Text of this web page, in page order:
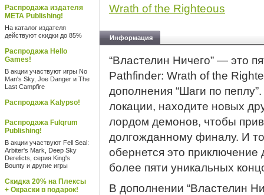
Распродажа издателя
META Publishing!
На каталог издателя
действуют скидки до 85%
Распродажа Hello
Games!
В акции участвуют игры No
Man's Sky, Joe Danger и The
Last Campfire
Распродажа Kalypso!
Распродажа Fulqrum
Publishing!
В акции участвуют Fell Seal:
Arbiter's Mark, Deep Sky
Derelicts, серия King's
Bounty и другие игры
Скидка 20% на Плексы
+ Окраски в подарок!
Wrath of the Righteous
Информация
“Властелин Ничего” — это
Pathfinder: Wrath of the
дополнения “Шаги по
локации, находите новых
лордом демонов, чтобы
долгожданному финалу. И
обернется это
более пяти уникальных
В дополнении “Властелин